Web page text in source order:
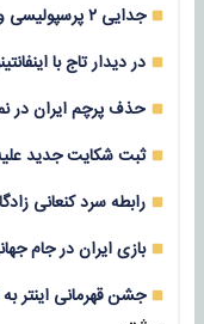
جدایی ۲ پرسپولیسی و استقلالی در یک روز
در دیدار تاج با
حذف پرچم ایران در
ثبت شکایت جدید
رابطه سرد کنعانی
بازی‌ ایران در جام
جشن قهرمانی اینتر به